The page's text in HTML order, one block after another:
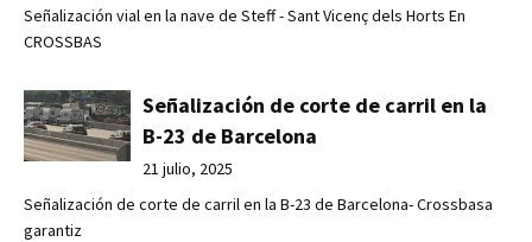
Señalización vial en la nave de Steff - Sant Vicenç dels Horts En
CROSSBAS
Señalización de corte de carril en la
B-23 de Barcelona
21 julio, 2025
Señalización de corte de carril en la B-23 de Barcelona- Crossbasa
garantiz